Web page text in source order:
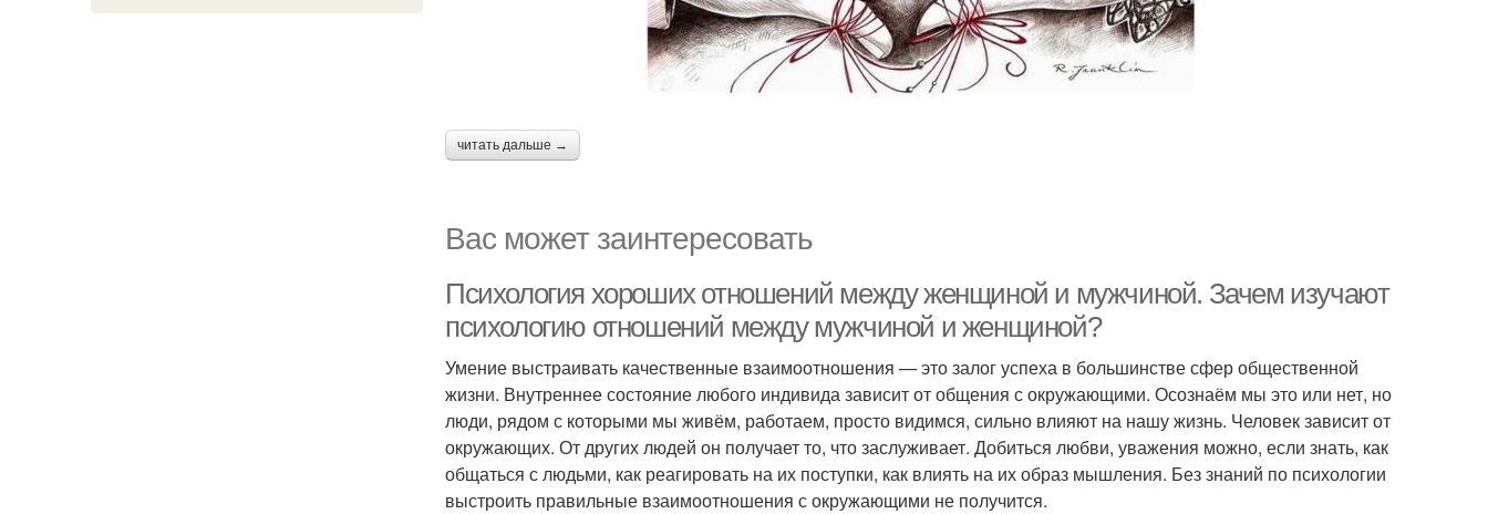
читать дальше →
Вас может заинтересовать
Психология хороших отношений между женщиной и мужчиной. Зачем изучают
психологию отношений между мужчиной и женщиной?
Умение выстраивать качественные взаимоотношения — это залог успеха в большинстве сфер общественной
жизни. Внутреннее состояние любого индивида зависит от общения с окружающими. Осознаём мы это или нет, но
люди, рядом с которыми мы живём, работаем, просто видимся, сильно влияют на нашу жизнь. Человек зависит от
окружающих. От других людей он получает то, что заслуживает. Добиться любви, уважения можно, если знать, как
общаться с людьми, как реагировать на их поступки, как влиять на их образ мышления. Без знаний по психологии
выстроить правильные взаимоотношения с окружающими не получится.